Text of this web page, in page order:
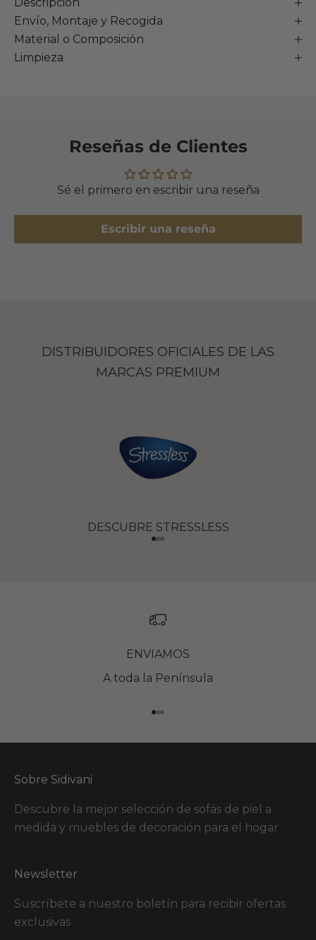
Envío, Montaje y Recogida
Material o Composición
Limpieza
Reseñas de Clientes
Sé el primero en escribir una reseña
Escribir una reseña
DISTRIBUIDORES OFICIALES DE LAS
MARCAS PREMIUM
DESCUBRE STRESSLESS
Ir al artículo 1
Ir al artículo 2
Ir al artículo 3
ENVIAMOS
A toda la Península
Ir al artículo 1
Ir al artículo 2
Ir al artículo 3
Sobre Sidivani
Descubre la mejor selección de sofás de piel a
medida y muebles de decoración para el hogar
Newsletter
Suscríbete a nuestro boletín para recibir ofertas
exclusivas